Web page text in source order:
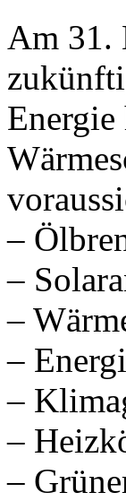
Am 31.
Energie
–
–
–
–
–
–
–